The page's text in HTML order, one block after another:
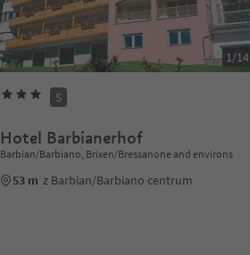
1/14
S
Hotel Barbianerhof
Barbian/Barbiano, Brixen/Bressanone and environs
53 m z Barbian/Barbiano centrum